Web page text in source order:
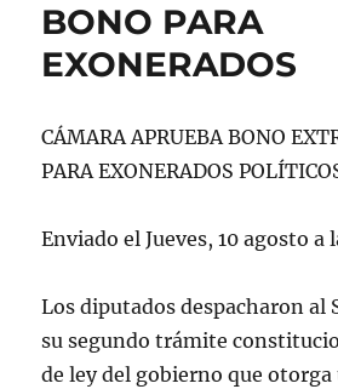
BONO PARA
EXONERADOS
CÁMARA APRUEBA BONO
PARA EXONERADOS
Enviado el Jueves, 10 agosto a
Los diputados despacharon al
su segundo trámite
de ley del gobierno que otorga